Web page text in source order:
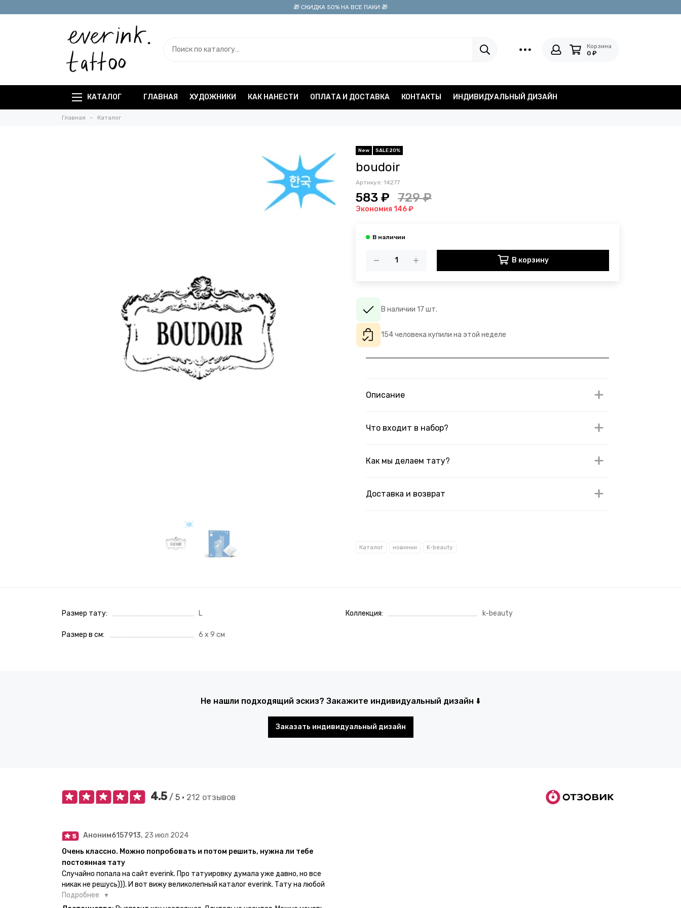
🎁 СКИДКА 50% НА ВСЕ ПАКИ 🎁
Корзина
0 ₽
КАТАЛОГ ГЛАВНАЯ ХУДОЖНИКИ КАК НАНЕСТИ ОПЛАТА И ДОСТАВКА КОНТАКТЫ ИНДИВИДУАЛЬНЫЙ ДИЗАЙН
Главная Каталог
New SALE 20%
boudoir
Артикул: 14277
583 ₽ 729 ₽
Экономия 146 ₽
В корзину
В наличии 17 шт.
154 человека купили на этой неделе
Описание
Что входит в набор?
Как мы делаем тату?
Доставка и возврат
Каталог новинки K-beauty
Размер тату L
Размер в см 6 x 9 см
Коллекция k-beauty
Не нашли подходящий эскиз? Закажите индивидуальный дизайн ⬇️
Заказать индивидуальный дизайн
4.5 / 5 • 212 отзывов
Аноним6157913, 23 июл 2024
Очень классно. Можно попробовать и потом решить, нужна ли тебе
постоянная тату
Случайно попала на сайт everink. Про татуировку думала уже давно, но все
никак не решусь))). И вот вижу великолепный каталог everink. Тату на любой
вкус. Заказала и не пожалела. Супер. Выглядит как настоящая. Посмотрю как
булет ы носке. Обязательно закажу ещё.
Подробнее